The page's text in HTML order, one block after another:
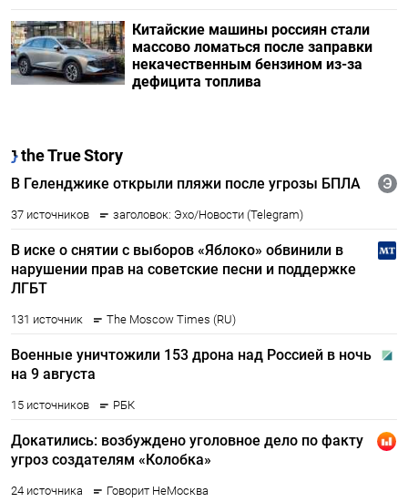
Китайские машины россиян стали
массово ломаться после заправки
некачественным бензином из-за
дефицита топлива